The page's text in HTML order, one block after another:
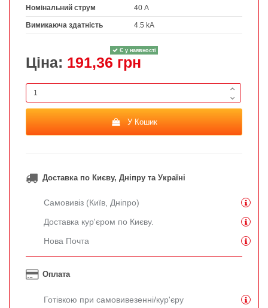
Номінальний струм 40 А
Вимикаюча здатність 4.5 kA
Є у наявності
Ціна: 191,36 грн
У Кошик
Доставка по Києву, Дніпру та Україні
Самовивіз (Київ, Дніпро)
Доставка кур'єром по Києву.
Нова Почта
Оплата
Готівкою при самовивезенні/кур'єру